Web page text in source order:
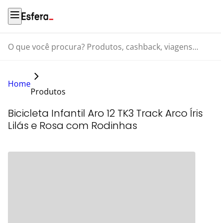
O que você procura? Produtos, cashback, viagens...
Home
Produtos
Bicicleta Infantil Aro 12 TK3 Track Arco Íris
Lilás e Rosa com Rodinhas